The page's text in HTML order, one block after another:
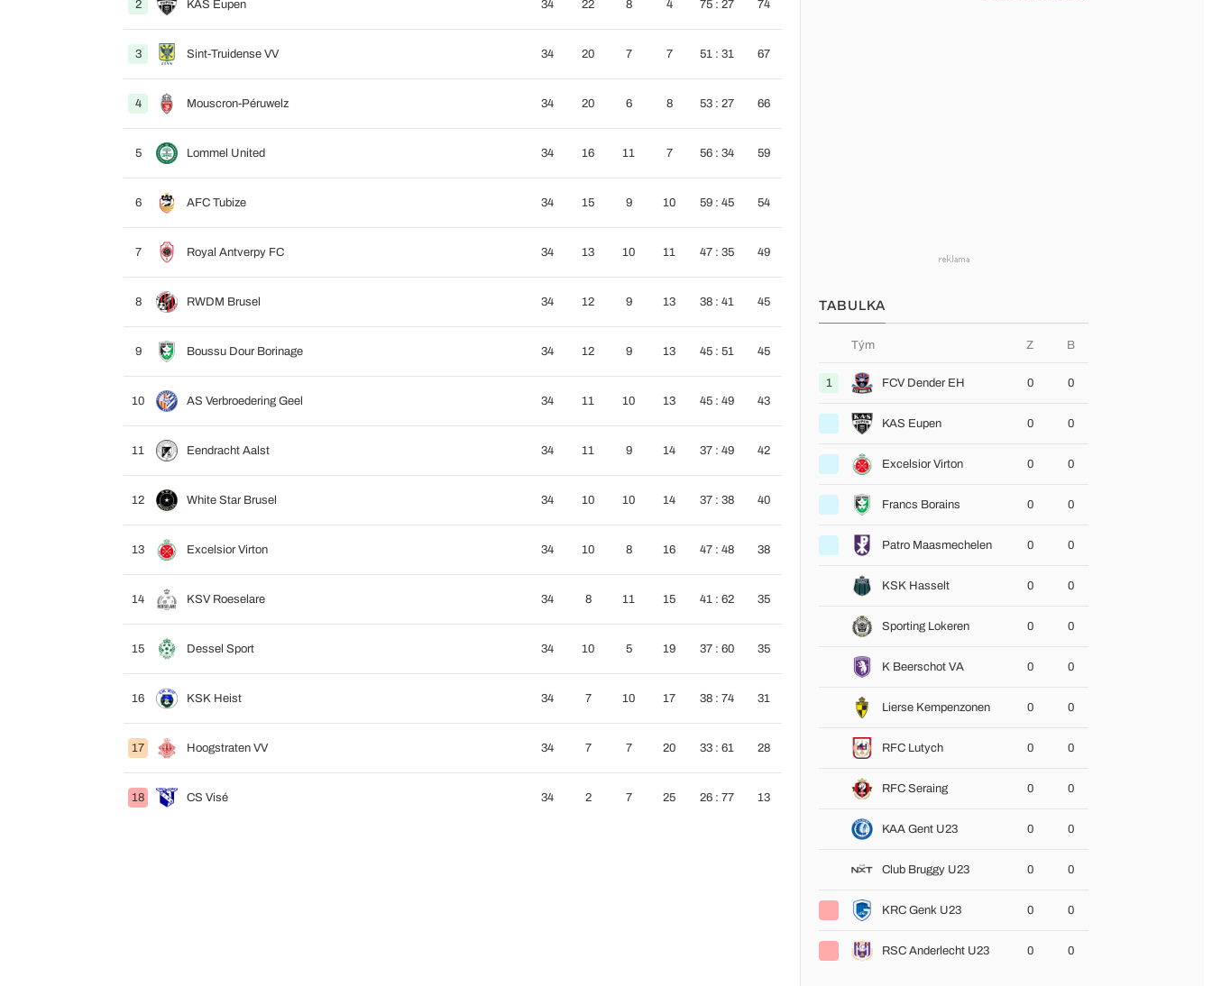
2 KAS Eupen 34 22 8 4 75 : 27 74
3 Sint-Truidense VV 34 20 7 7 51 : 31 67
4 Mouscron-Péruwelz 34 20 6 8 53 : 27 66
5 Lommel United 34 16 11 7 56 : 34 59
6 AFC Tubize 34 15 9 10 59 : 45 54
7 Royal Antverpy FC 34 13 10 11 47 : 35 49
8 RWDM Brusel 34 12 9 13 38 : 41 45
9 Boussu Dour Borinage 34 12 9 13 45 : 51 45
10 AS Verbroedering Geel 34 11 10 13 45 : 49 43
11 Eendracht Aalst 34 11 9 14 37 : 49 42
12 White Star Brusel 34 10 10 14 37 : 38 40
13 Excelsior Virton 34 10 8 16 47 : 48 38
14 KSV Roeselare 34 8 11 15 41 : 62 35
15 Dessel Sport 34 10 5 19 37 : 60 35
16 KSK Heist 34 7 10 17 38 : 74 31
17 Hoogstraten VV 34 7 7 20 33 : 61 28
18 CS Visé 34 2 7 25 26 : 77 13
TABULKA
Tým Z B
1 FCV Dender EH 0 0
KAS Eupen 0 0
Excelsior Virton 0 0
Francs Borains 0 0
Patro Maasmechelen 0 0
KSK Hasselt 0 0
Sporting Lokeren 0 0
K Beerschot VA 0 0
Lierse Kempenzonen 0 0
RFC Lutych 0 0
RFC Seraing 0 0
KAA Gent U23 0 0
Club Bruggy U23 0 0
KRC Genk U23 0 0
RSC Anderlecht U23 0 0